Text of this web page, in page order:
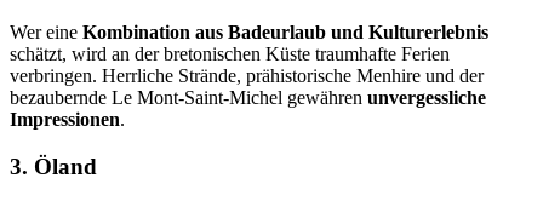
Wer eine Kombination aus Badeurlaub und Kulturerlebnis
schätzt, wird an der bretonischen Küste traumhafte Ferien
verbringen. Herrliche Strände, prähistorische Menhire und der
bezaubernde Le Mont-Saint-Michel gewähren unvergessliche
Impressionen.
3. Öland